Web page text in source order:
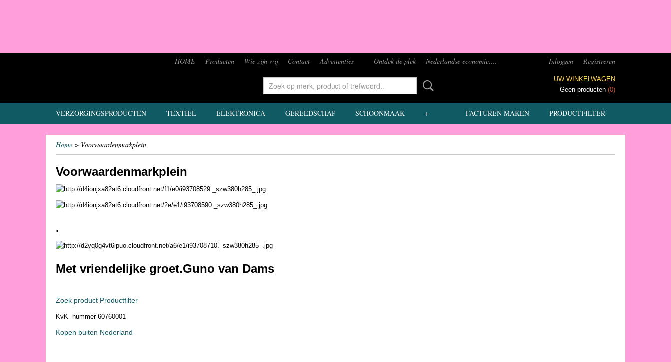
HOME Producten Wie zijn wij Contact Advertenties Ontdek de plek Nederlandse economie.... Inloggen Registreren
UW WINKELWAGEN
Geen producten (0)
PRODUCTFILTER
FACTUREN MAKEN
VERZORGINGSPRODUCTEN TEXTIEL ELEKTRONICA GEREEDSCHAP SCHOONMAAK +
Home > Voorwaardenmarkplein
Voorwaardenmarkplein
.
Met vriendelijke groet.Guno van Dams
Zoek product Productfilter
KvK- nummer 60760001
Kopen buiten Nederland